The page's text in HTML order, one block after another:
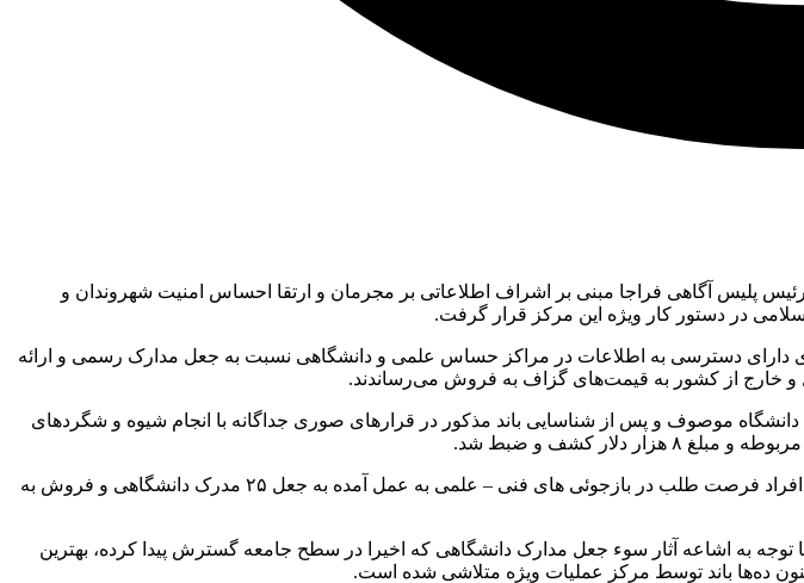
پلیس آگاهی فراجا مبنی بر اشراف اطلاعاتی بر مجرمان و ارتقا احساس امنیت شهروندان و
در دستور کار ویژه این مرکز قرار گرفت.
دارای دسترسی به اطلاعات در مراکز حساس علمی و دانشگاهی نسبت به جعل مدارک رسمی و ارائه
و خارج از کشور به قیمت‌های گزاف به فروش می‌رساندند.
موصوف و پس از شناسایی باند مذکور در قرارهای صوری جداگانه با انجام شیوه و شگردهای
بنابر اعلام سایت پلیس، وی با بیان اینکه متهمان با قرار قانونی متناسب روانه زندان شدند، ادامه داد: این افراد فرصت طلب در بازجوئی های فنی – علمی به عمل آمده به جعل ۲۵ مدرک دانشگاهی و فروش به
به اشاعه آثار سوء جعل مدارک دانشگاهی که اخیرا در سطح جامعه گسترش پیدا کرده، بهترین
ده‌ها باند توسط مرکز عملیات ویژه متلاشی شده است.